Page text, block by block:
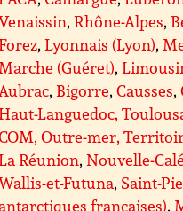
,Rhône-Alpes,
,Lyonnais (Lyon),
Marche (Guéret),
Aubrac, Bigorre,Causses,
Languedoc,
Outre-mer,
Réunion,Nouvelle-
et-Futuna, Saint-
françaises),